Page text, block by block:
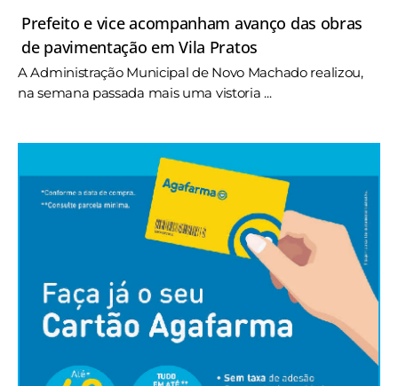
Prefeito e vice acompanham avanço das obras
de pavimentação em Vila Pratos
A Administração Municipal de Novo Machado realizou,
na semana passada mais uma vistoria ...